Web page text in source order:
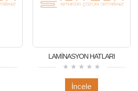
LAMİNASYON HATLARI
İncele